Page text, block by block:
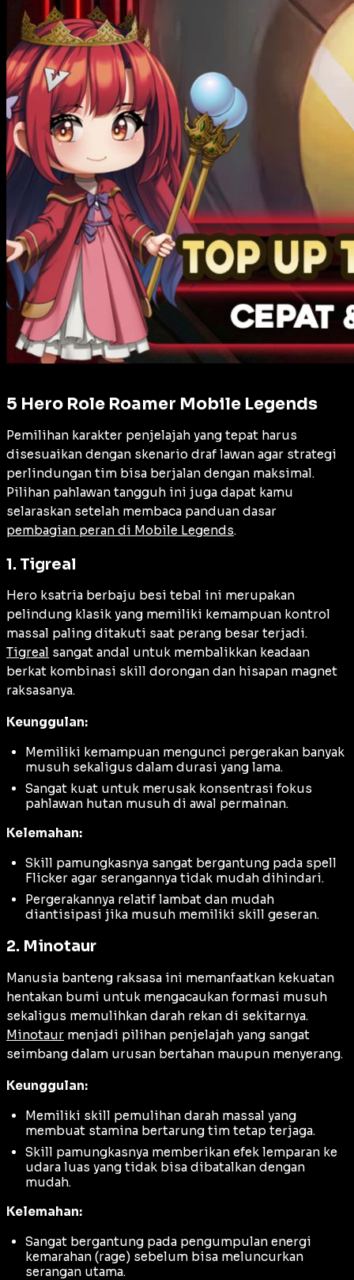
5 Hero Role Roamer Mobile Legends
Pemilihan karakter penjelajah yang tepat harus
disesuaikan dengan skenario draf lawan agar strategi
perlindungan tim bisa berjalan dengan maksimal.
Pilihan pahlawan tangguh ini juga dapat kamu
selaraskan setelah membaca panduan dasar
pembagian peran di Mobile Legends.
1. Tigreal
Hero ksatria berbaju besi tebal ini merupakan
pelindung klasik yang memiliki kemampuan kontrol
massal paling ditakuti saat perang besar terjadi.
Tigreal sangat andal untuk membalikkan keadaan
berkat kombinasi skill dorongan dan hisapan magnet
raksasanya.
Keunggulan:
Memiliki kemampuan mengunci pergerakan banyak
musuh sekaligus dalam durasi yang lama.
Sangat kuat untuk merusak konsentrasi fokus
pahlawan hutan musuh di awal permainan.
Kelemahan:
Skill pamungkasnya sangat bergantung pada spell
Flicker agar serangannya tidak mudah dihindari.
Pergerakannya relatif lambat dan mudah
diantisipasi jika musuh memiliki skill geseran.
2. Minotaur
Manusia banteng raksasa ini memanfaatkan kekuatan
hentakan bumi untuk mengacaukan formasi musuh
sekaligus memulihkan darah rekan di sekitarnya.
Minotaur menjadi pilihan penjelajah yang sangat
seimbang dalam urusan bertahan maupun menyerang.
Keunggulan:
Memiliki skill pemulihan darah massal yang
membuat stamina bertarung tim tetap terjaga.
Skill pamungkasnya memberikan efek lemparan ke
udara luas yang tidak bisa dibatalkan dengan
mudah.
Kelemahan:
Sangat bergantung pada pengumpulan energi
kemarahan (rage) sebelum bisa meluncurkan
serangan utama.